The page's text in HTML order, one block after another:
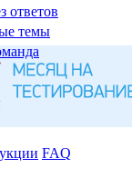
ответов
темы
FAQ